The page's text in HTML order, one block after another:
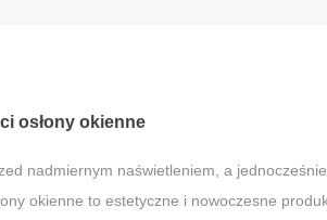
osłony okienne
nadmiernym naświetleniem, a jednocześnie
okienne to estetyczne i nowoczesne